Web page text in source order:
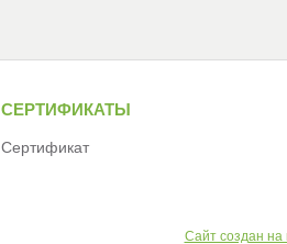
СЕРТИФИКАТЫ
Сертификат
Сайт создан